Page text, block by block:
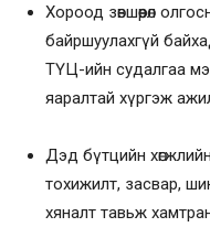
Хороод зөвшөөрөл
байршуулахгүй байхад
ТҮЦ-ийн судалгаа
яаралтай хүргэж
Дэд бүтцийн
тохижилт, засвар,
хяналт тавьж хамтран